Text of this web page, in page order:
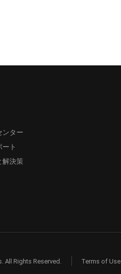
ンター
ート
解決策
All Rights Reserved. Terms of Use